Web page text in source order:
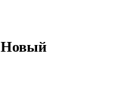
Новый